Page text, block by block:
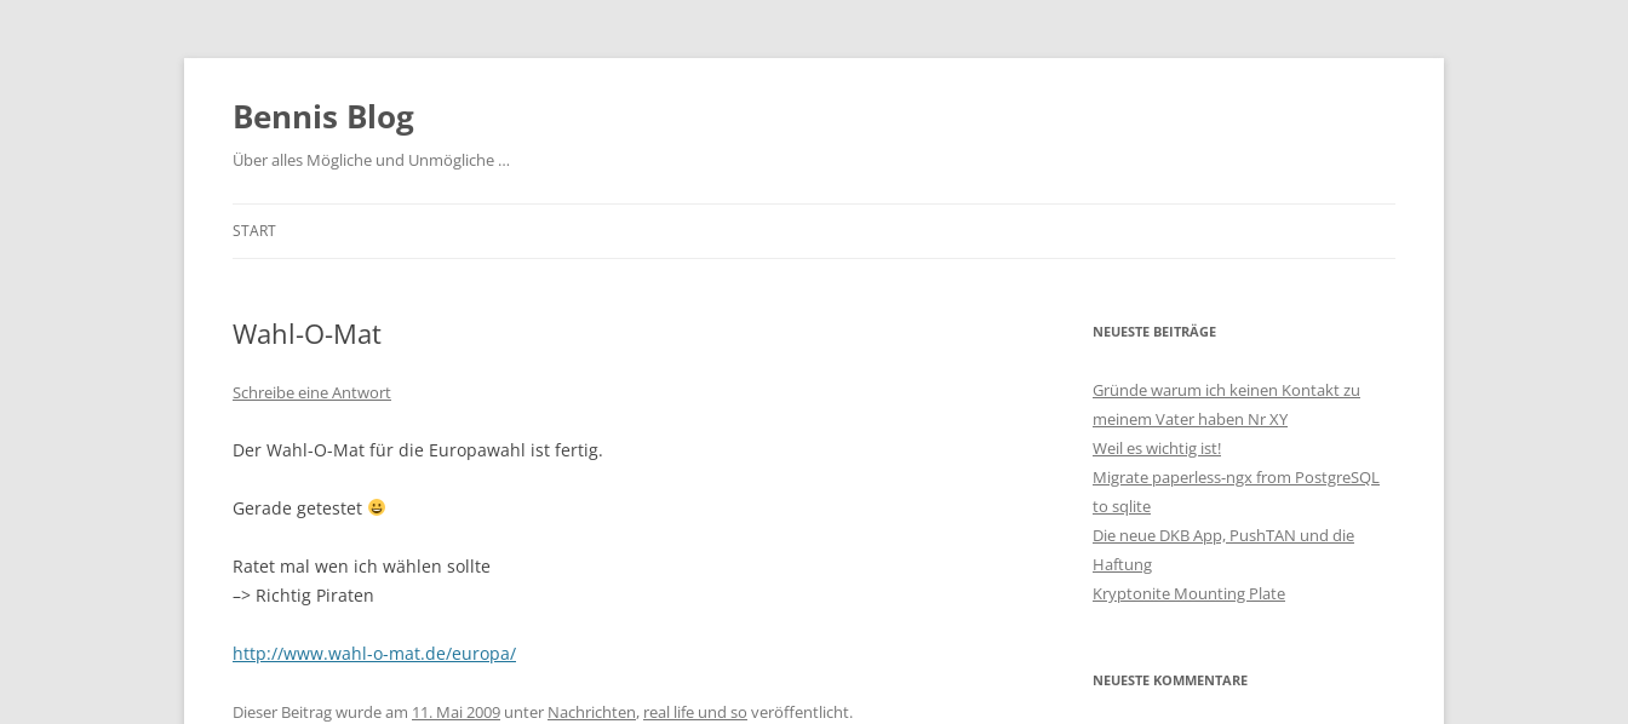
Zum
Bennis Blog
Über alles Mögliche und Unmögliche …
START
Wahl-O-Mat
Schreibe eine Antwort
Der Wahl-O-Mat für die Europawahl ist fertig.
Gerade getestet
Ratet mal wen ich wählen sollte
–> Richtig Piraten
http://www.wahl-o-mat.de/europa/
Dieser Beitrag wurde am 11. Mai 2009 unter Nachrichten, real life und so veröffentlicht.
NEUESTE BEITRÄGE
Gründe warum ich keinen Kontakt zu
meinem Vater haben Nr XY
Weil es wichtig ist!
Migrate paperless-ngx from PostgreSQL
to sqlite
Die neue DKB App, PushTAN und die
Haftung
Kryptonite Mounting Plate
NEUESTE KOMMENTARE